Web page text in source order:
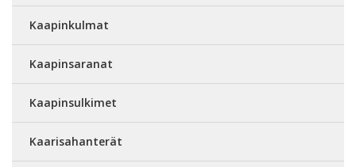
Kaapinkulmat
Kaapinsaranat
Kaapinsulkimet
Kaarisahanterät